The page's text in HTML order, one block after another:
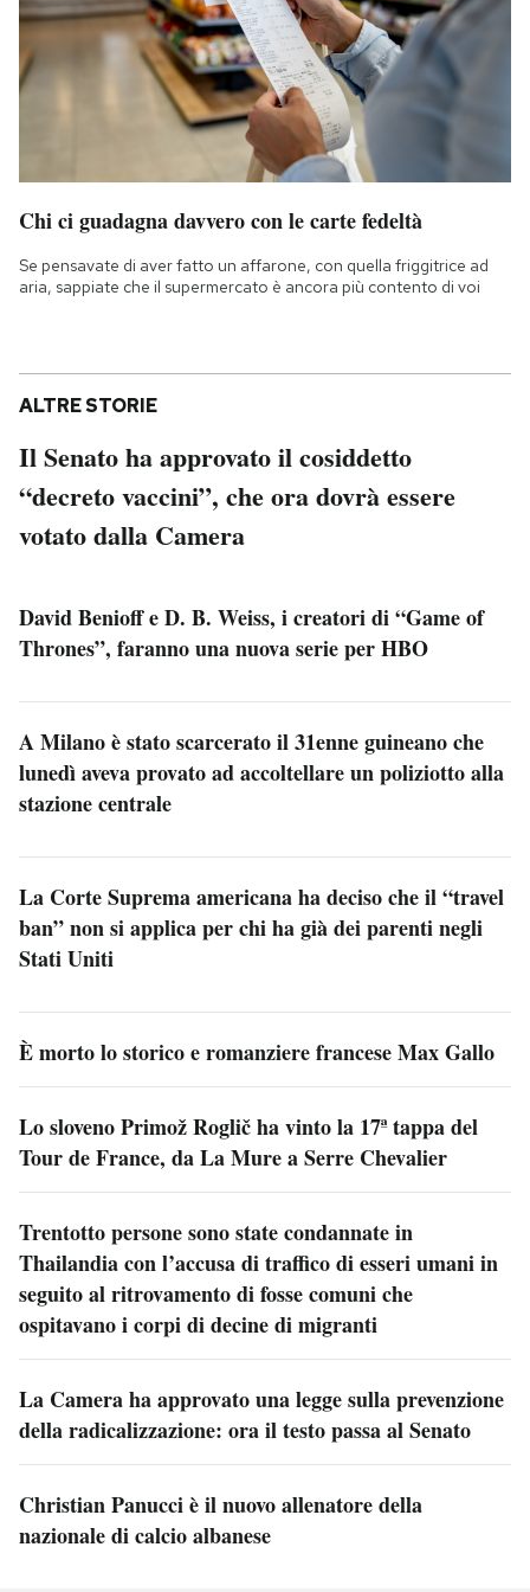
Chi ci guadagna davvero con le carte fedeltà
Se pensavate di aver fatto un affarone, con quella friggitrice ad
aria, sappiate che il supermercato è ancora più contento di voi
ALTRE STORIE
Il Senato ha approvato il cosiddetto
“decreto vaccini”, che ora dovrà essere
votato dalla Camera
David Benioff e D. B. Weiss, i creatori di “Game of
Thrones”, faranno una nuova serie per HBO
A Milano è stato scarcerato il 31enne guineano che
lunedì aveva provato ad accoltellare un poliziotto alla
stazione centrale
La Corte Suprema americana ha deciso che il “travel
ban” non si applica per chi ha già dei parenti negli
Stati Uniti
È morto lo storico e romanziere francese Max Gallo
Lo sloveno Primož Roglič ha vinto la 17ª tappa del
Tour de France, da La Mure a Serre Chevalier
Trentotto persone sono state condannate in
Thailandia con l’accusa di traffico di esseri umani in
seguito al ritrovamento di fosse comuni che
ospitavano i corpi di decine di migranti
La Camera ha approvato una legge sulla prevenzione
della radicalizzazione: ora il testo passa al Senato
Christian Panucci è il nuovo allenatore della
nazionale di calcio albanese